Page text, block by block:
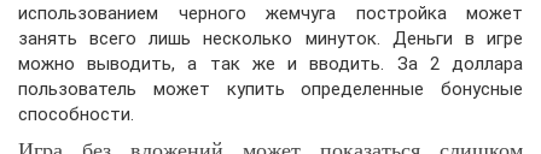
использованием черного жемчуга постройка может
занять всего лишь несколько минуток. Деньги в игре
можно выводить, а так же и вводить. За 2 доллара
пользователь может купить определенные бонусные
способности.